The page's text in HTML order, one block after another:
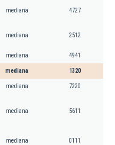
mediana 4727
mediana 2512
mediana 4941
mediana 1320
mediana 7220
mediana 5611
mediana 0111